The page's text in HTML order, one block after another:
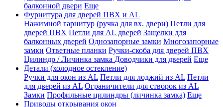
балконной двери Еще
Фурнитура для дверей ПВХ и AL
Нажимной гарнитур (ручка для вх. двери) Петли для
дверей ПВХ Петли для AL дверей Защелки для
балконных дверей Однозапорные замки Многозапорные
замки Ответные планки Ручки-скоба для дверей ПВХ
Цилиндр / Личинка замка Доводчики для дверей Еще
Детали (холодное остекление)
Ручки для окон из AL Петли для лоджий из AL Петли
для дверей из AL Ограничители для створок из AL
Замки Профильные цилиндры (личинка замка) Еще
Приводы открывания окон